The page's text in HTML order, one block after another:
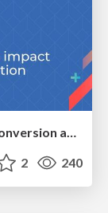
Measuring Dark Social's Impact On Conversion and Attribution
2 240